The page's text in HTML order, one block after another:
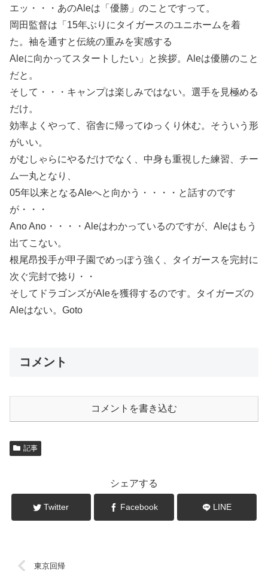
エッ・・・あのAleは「優勝」のことですって。
岡田監督は「15年ぶりにタイガースのユニホームを着
た。袖を通すと伝統の重みを実感する
Aleに向かってスタートしたい」と挨拶。Aleは優勝のこと
だと。
そして・・・キャンプは楽しみではない。選手を見極める
だけ。
効率よくやって、宿舎に帰ってゆっくり休む。そういう形
がいい。
がむしゃらにやるだけでなく、中身も重視した練習、チー
ム一丸となり、
05年以来となるAleへと向かう・・・・と話すのです
が・・・
Ano Ano・・・・Aleはわかっているのですが、Aleはもう
出てこない。
根尾昂投手が甲子園でめっぽう強く、タイガースを完封に
次ぐ完封で捻り・・
そしてドラゴンズがAleを獲得するのです。タイガーズの
Aleはない。Goto
コメント
コメントを書き込む
記事
シェアする
Twitter Facebook LINE
東京回帰